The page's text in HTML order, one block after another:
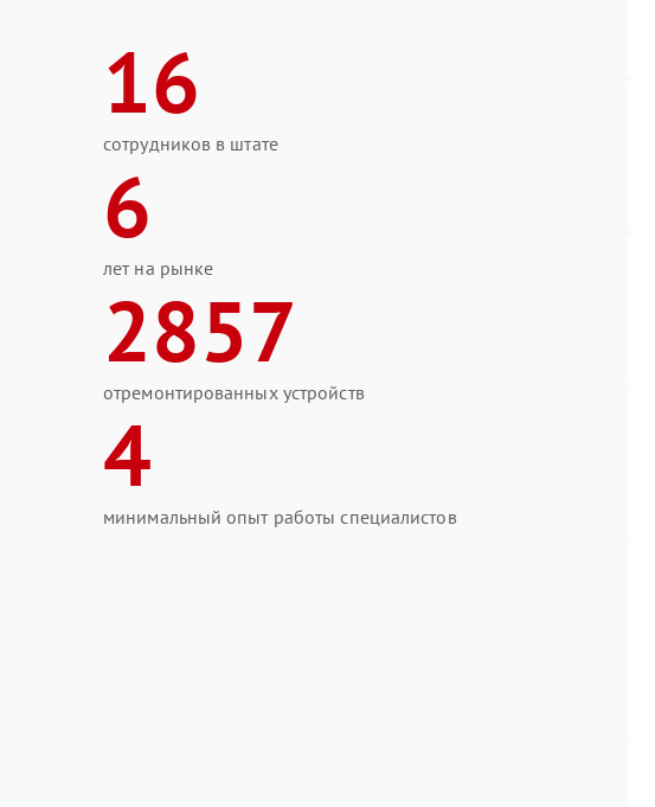
16
сотрудников в штате
6
лет на рынке
2857
отремонтированных устройств
4
минимальный опыт работы специалистов